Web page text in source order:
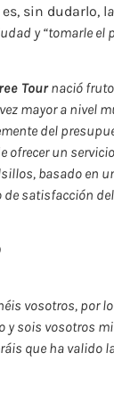
sin dudarlo, l
y “tomarle el
Tournació
mayor a nivel
del
ofrecer un
basado en
de satisfacción
vosotros, por
y sois vosotros
que ha valido